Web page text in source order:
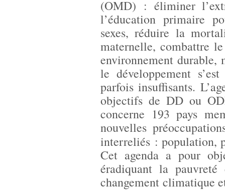
(OMD) : éliminer
l’éducation primaire
sexes, réduire la
maternelle, combattre
environnement
le développement
parfois insuffisants.
objectifs de DD ou
concerne 193 pays
nouvelles
interreliés : population,
Cet agenda a pour
éradiquant la
changement climatique